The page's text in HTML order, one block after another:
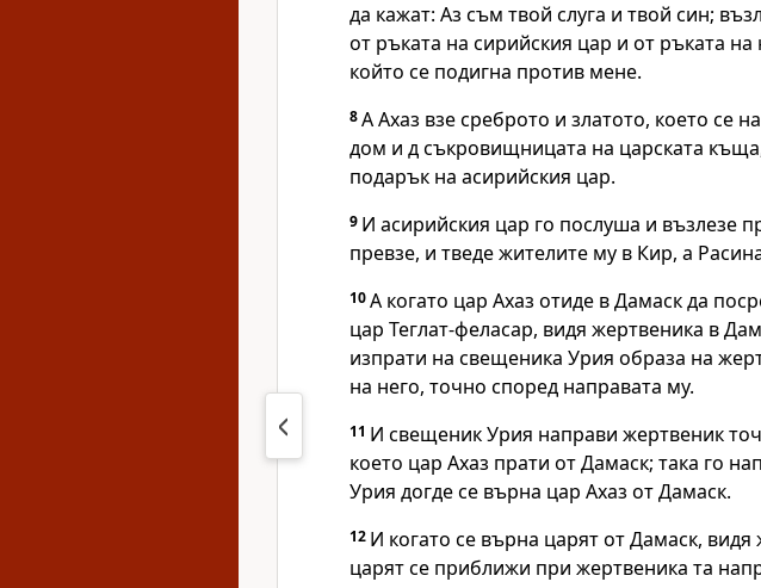
да кажат: Аз съм твой слуга и твой син;
от ръката на сирийския цар и от ръката
който се подигна против мене.
8А Ахаз взе среброто и златото, което се
дом и д съкровищницата на царската
подарък на асирийския цар.
9 И асирийския цар го послуша и възлезе
превзе, и тведе жителите му в Кир, а
10А когато цар Ахаз отиде в Дамаск да
цар Теглат-феласар, видя жертвеника в
изпрати на свещеника Урия образа на
на него, точно според направата му.
11 И свещеник Урия направи жертвеник
което цар Ахаз прати от Дамаск; така го
Урия догде се върна цар Ахаз от Дамаск.
12 И когато се върна царят от Дамаск, видя
царят се приближи при жертвеника та